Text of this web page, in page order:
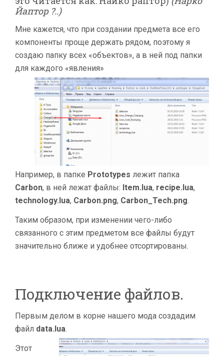
Йаптор ?..)
Мне кажется, что при создании предмета все его
компоненты проще держать рядом, поэтому я
создаю папку всех «объектов», а в ней под папки
для каждого «явления»
Например, в папке Prototypes лежит папка
Carbon, в ней лежат файлы: Item.lua, recipe.lua,
technology.lua, Carbon.png, Carbon_Tech.png.
Таким образом, при изменении чего-либо
связанного с этим предметом все файлы будут
значительно ближе и удобнее отсортированы.
Подключение файлов.
Первым делом в корне нашего мода создадим
файл data.lua.
Этот